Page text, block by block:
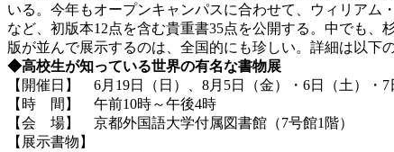
いる。今年もオープンキャンパスに合わせて、ウィリアム
など、初版本12点を含む貴重書35点を公開する。中でも
版が並んで展示するのは、全国的にも珍しい。詳細は以下の
◆高校生が知っている世界の有名な書物展
【開催日】 6月19日（日）、8月5日（金）・6日（土）・7
【時 間】 午前10時～午後4時
【会 場】 京都外国語大学付属図書館（7号館1階）
【展示書物】